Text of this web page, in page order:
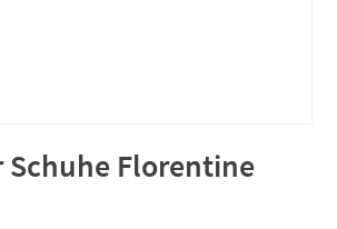
Schuhe Florentine